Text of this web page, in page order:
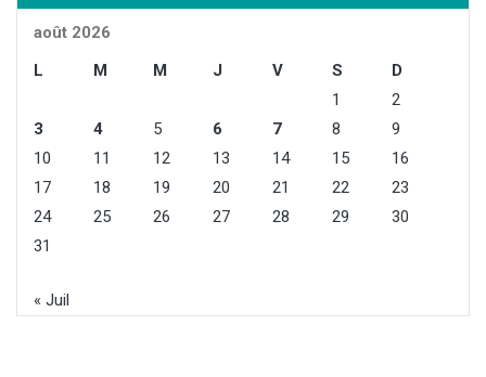
août 2026
L
M M J V S
D
1
2
3
4 5 6 7 8
9
10
11 12 13 14 15
16
17
18 19 20 21 22
23
24
25 26 27 28 29
30
31
« Juil